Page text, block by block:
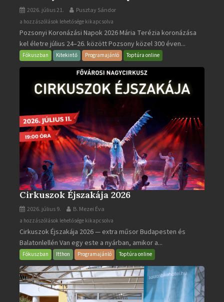
2026. július 21. Pusztay Sándor
Pozsonyi
Koronázási
Napok
bejegyzéshez
a hozzászólások lehetősége kikapcsolva
Pozsonyi Koronázási Napok 2026 Mária Terézia koronázása
kel életre július 24–26. között Pozsony közel 300 éven...
Fókuszban Kitekintő Programajánló Toptúra online
Cirkuszok Éjszakája 2026
2026. július 9. B. Mezei Éva
Cirkuszok
Éjszakája
2026
bejegyzéshez
a hozzászólások lehetősége kikapcsolva
Cirkuszok Éjszakája 2026 — extra műsor Budapesten és
Balatonlellén Van egy este a nyárban, amikor a...
Fókuszban Itthon Programajánló Toptúra online